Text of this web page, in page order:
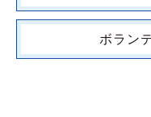
ボラン